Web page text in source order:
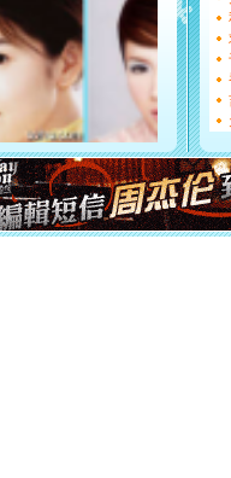
能正大
都要快乐
[圣诞节]
如意,快
[元旦]
看
断电。
你是我
[元旦]如
起；二是
离。水晶
[元旦]当
泣，这痛